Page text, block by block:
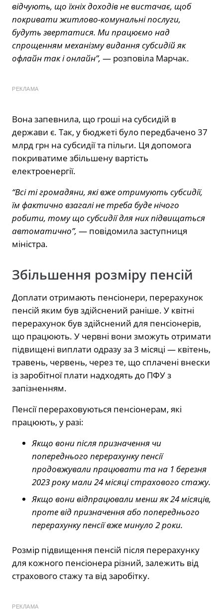
відчують, що їхніх доходів не вистачає, щоб
покривати житлово-комунальні послуги,
будуть звертатися. Ми працюємо над
спрощенням механізму видання субсидій як
офлайн так і онлайн”, — розповіла Марчак.
РЕКЛАМА
Вона запевнила, що гроші на субсидій в
держави є. Так, у бюджеті було передбачено 37
млрд грн на субсидії та пільги. Ця допомога
покриватиме збільшену вартість
електроенергії.
“Всі ті громадяни, які вже отримують субсидії,
їм фактично взагалі не треба буде нічого
робити, тому що субсидії для них підвищаться
автоматично”, — повідомила заступниця
міністра.
Збільшення розміру пенсій
Доплати отримають пенсіонери, перерахунок
пенсій яким був здійснений раніше. У квітні
перерахунок був здійснений для пенсіонерів,
що працюють. У червні вони зможуть отримати
підвищені виплати одразу за 3 місяці — квітень,
травень, червень, через те, що сплачені внески
із заробітної плати надходять до ПФУ з
запізненням.
Пенсії перераховуються пенсіонерам, які
працюють, у разі:
Якщо вони після призначення чи
попереднього перерахунку пенсії
продовжували працювати та на 1 березня
2023 року мали 24 місяці страхового стажу.
Якщо вони відпрацювали менш як 24 місяців,
проте від призначення або попереднього
перерахунку пенсії вже минуло 2 роки.
Розмір підвищення пенсій після перерахунку
для кожного пенсіонера різний, залежить від
страхового стажу та від заробітку.
РЕКЛАМА